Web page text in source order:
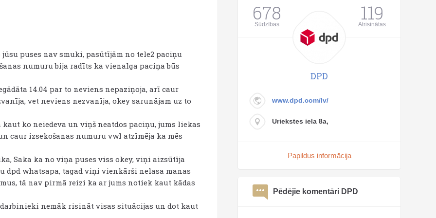
puses nav smuki, pasūtījām no tele2 paciņu
numuru bija radīts ka vienalga paciņa būs
14.04 par to neviens nepaziņoja, arī caur
vet neviens nezvanīja, okey sarunājam uz to
ko neiedeva un viņš neatdos paciņu, jums liekas
caur izsekošanas numuru vwl atzīmēja ka mēs
Saka ka no viņa puses viss okey, viņi aizsūtīja
whatsapa, tagad viņi vienkārši nelasa manas
tā nav pirmā reizi ka ar jums notiek kaut kādas
nemāk risināt visas situācijas un dot kaut
678
Sūdzības 119
Atrisinātas
DPD
www.dpd.com/lv/
Uriekstes iela 8a,
Papildus informācija
Pēdējie komentāri DPD